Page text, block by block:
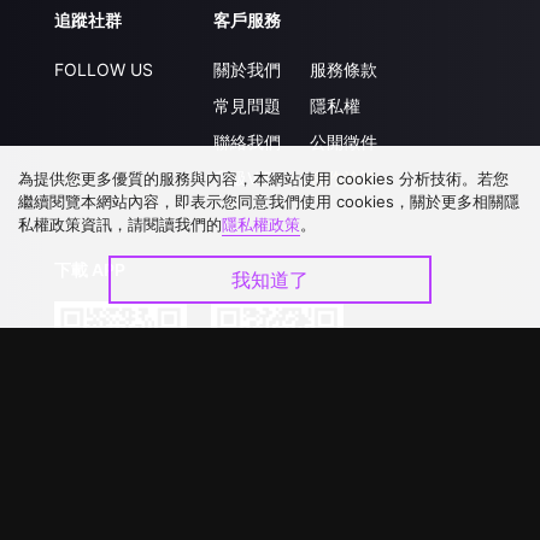
追蹤社群
FOLLOW US
客戶服務
關於我們
常見問題
聯絡我們
升級VIP
服務條款
隱私權
公開徵件
合作洽談
為提供您更多優質的服務與內容，本網站使用 cookies 分析技術。若您
繼續閱覽本網站內容，即表示您同意我們使用 cookies，關於更多相關隱
私權政策資訊，請閱讀我們的隱私權政策。
我知道了